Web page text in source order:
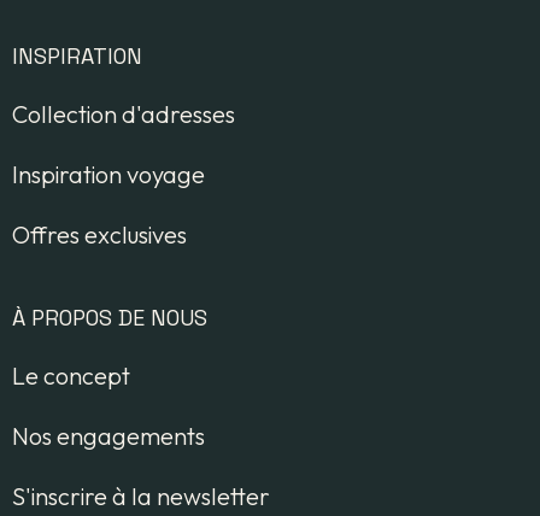
INSPIRATION
Collection d'adresses
Inspiration voyage
Offres exclusives
À PROPOS DE NOUS
Le concept
Nos engagements
S'inscrire à la newsletter